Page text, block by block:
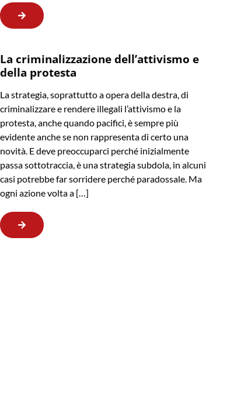
La criminalizzazione dell’attivismo e
della protesta
La strategia, soprattutto a opera della destra, di
criminalizzare e rendere illegali l’attivismo e la
protesta, anche quando pacifici, è sempre più
evidente anche se non rappresenta di certo una
novità. E deve preoccuparci perché inizialmente
passa sottotraccia, è una strategia subdola, in alcuni
casi potrebbe far sorridere perché paradossale. Ma
ogni azione volta a […]